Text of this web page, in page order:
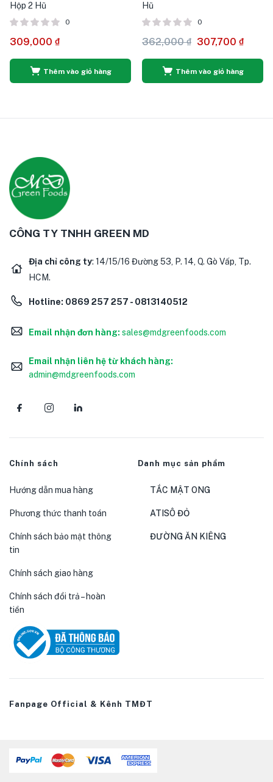
Hộp 2 Hũ
0
309,000 ₫
Thêm vào giỏ hàng
Hũ
0
362,000₫ 307,700 ₫
Thêm vào giỏ hàng
CÔNG TY TNHH GREEN MD
Địa chỉ công ty: 14/15/16 Đường 53, P. 14, Q. Gò Vấp, Tp.
HCM.
Hotline: 0869 257 257 - 0813140512
Email nhận đơn hàng: sales@mdgreenfoods.com
Email nhận liên hệ từ khách hàng:
admin@mdgreenfoods.com
Chính sách
Hướng dẫn mua hàng
Phương thức thanh toán
Chính sách bảo mật thông
tin
Chính sách giao hàng
Chính sách đổi trả – hoàn
tiền
Danh mục sản phẩm
TẮC MẬT ONG
ATISÔ ĐỎ
ĐƯỜNG ĂN KIÊNG
Fanpage Official & Kênh TMĐT